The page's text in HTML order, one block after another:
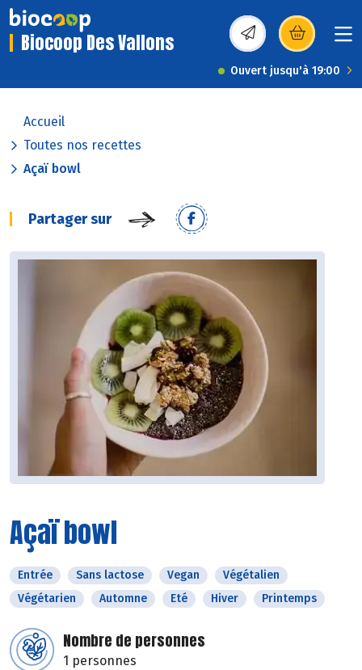
Biocoop Des Vallons (s’ouvre dans une
Ouvert jusqu'à 19:00
Accueil
Toutes nos recettes
Açaï bowl
Partager sur
Açaï bowl
Entrée Sans lactose Vegan
Végétalien
Végétarien
Automne Eté Hiver Printemps
Nombre de personnes
1 personnes